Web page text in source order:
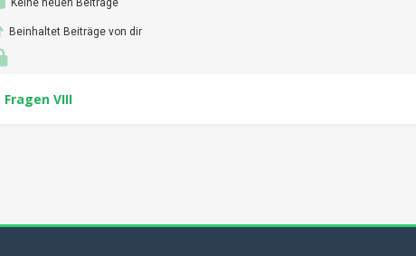
Keine neuen Beiträge
Beinhaltet Beiträge von dir
Fragen VIII